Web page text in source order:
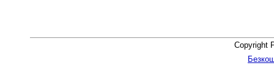
Copyright